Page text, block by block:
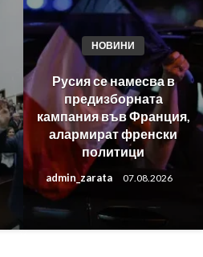
НОВИНИ
Русия се намесва в
предизборната
кампания във Франция,
алармират френски
политици
admin_zarata 07.08.2026